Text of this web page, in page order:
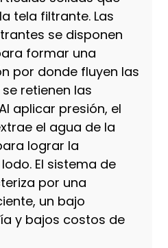
tela filtrante. Las
se disponen
formar una
por donde fluyen las
retienen las
aplicar presión, el
el agua de la
lograr la
El sistema de
por una
un bajo
y bajos costos de